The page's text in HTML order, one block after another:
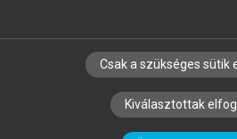
SZERZŐKNEK CÉGEKNEK
SZERKESZTÉSI ÉS
Csak a szükséges sütik
Kiválasztottak